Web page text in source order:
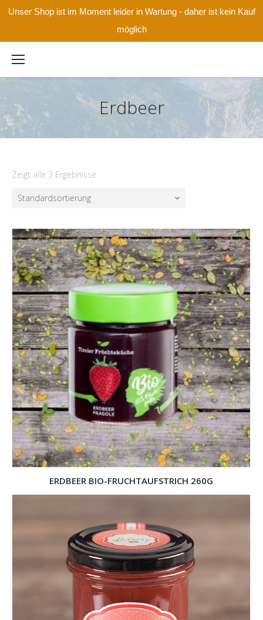
Unser Shop ist im Moment leider in Wartung - daher ist kein Kauf
möglich
Erdbeer
Zeigt alle 3 Ergebnisse
Standardsortierung
ERDBEER BIO-FRUCHTAUFSTRICH 260G